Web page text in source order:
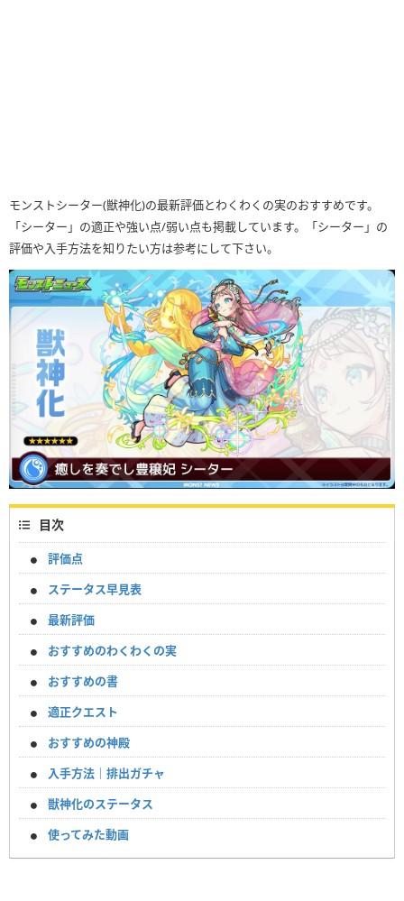
モンストシーター(獣神化)の最新評価とわくわくの実のおすすめです。
「シーター」の適正や強い点/弱い点も掲載しています。「シーター」の
評価や入手方法を知りたい方は参考にして下さい。
目次
評価点
ステータス早見表
最新評価
おすすめのわくわくの実
おすすめの書
適正クエスト
おすすめの神殿
入手方法｜排出ガチャ
獣神化のステータス
使ってみた動画